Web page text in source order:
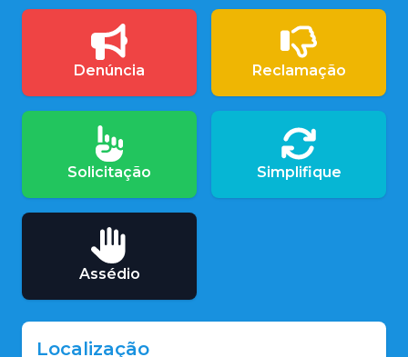
Denúncia Reclamação
Solicitação Simplifique
Assédio
Localização